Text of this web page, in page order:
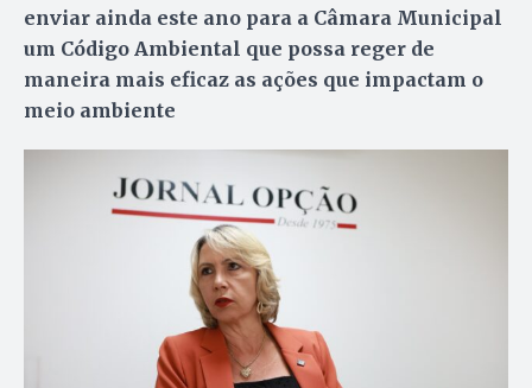
enviar ainda este ano para a Câmara Municipal
um Código Ambiental que possa reger de
maneira mais eficaz as ações que impactam o
meio ambiente